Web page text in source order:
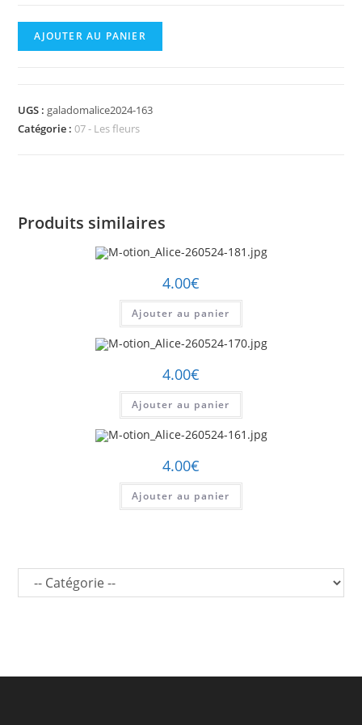
quantité
de
260524-
163.jpg
AJOUTER AU PANIER
UGS : galadomalice2024-163
Catégorie :07 - Les fleurs
Produits similaires
4.00€
Ajouter au panier
4.00€
Ajouter au panier
4.00€
Ajouter au panier